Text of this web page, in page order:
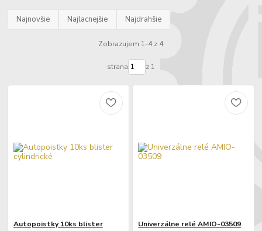
Najnovšie Najlacnejšie Najdrahšie
Zobrazujem 1-4 z 4
strana z 1
Autopoistky 10ks blister
Univerzálne relé AMIO-03509